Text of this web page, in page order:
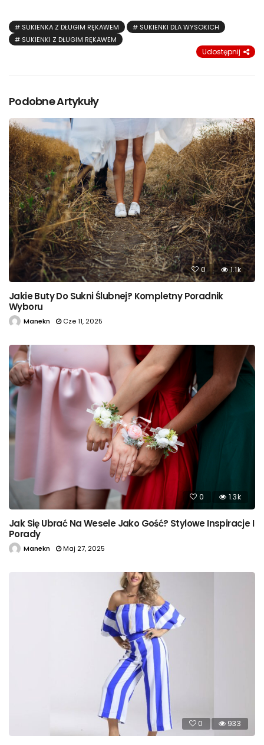
SUKIENKA Z DŁUGIM RĘKAWEM
SUKIENKI DLA WYSOKICH
SUKIENKI Z DŁUGIM RĘKAWEM
Udostępnij
Podobne Artykuły
0 1.1k
Jakie Buty Do Sukni Ślubnej? Kompletny Poradnik
Wyboru
Manekn Cze 11, 2025
0 1.3k
Jak Się Ubrać Na Wesele Jako Gość? Stylowe Inspiracje I
Porady
Manekn Maj 27, 2025
0 933